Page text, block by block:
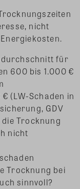
nicht
für
600 bis 1.000 €
(LW-Schaden in
GDV
Trocknung
nicht
Trocknung bei
sinnvoll?